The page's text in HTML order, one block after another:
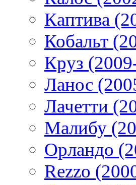
Каптива
Кобальт
Круз
Ланос
Лачетти
Малибу
Орландо
Rezzo